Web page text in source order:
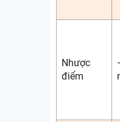
Nhược
điểm